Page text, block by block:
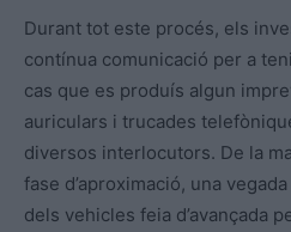
Durant tot este procés, els
contínua comunicació per a
cas que es produís algun
auriculars i trucades
diversos interlocutors. De la
fase d’aproximació, una
dels vehicles feia d’avançada